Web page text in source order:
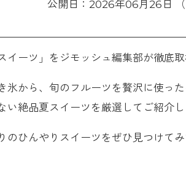
公開日：2026年06月26日
イーツ」をジモッシュ編集部が徹底取
氷から、旬のフルーツを贅沢に使っ
い絶品夏スイーツを厳選してご紹介し
ひんやりスイーツをぜひ見つけてみ